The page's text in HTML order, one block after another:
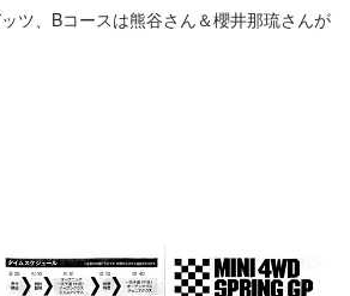
ツ、Bコースは熊谷さん＆櫻井那琉さんが